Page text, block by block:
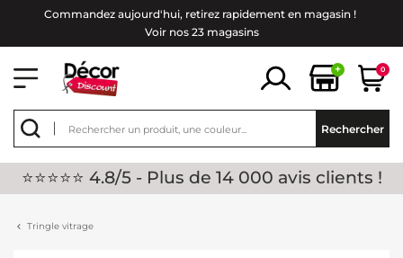
Commandez aujourd'hui, retirez rapidement en magasin !
Voir nos 23 magasins
+ 0
Rechercher
⭐⭐⭐⭐⭐ 4.8/5 - Plus de 14 000 avis clients !
Tringle vitrage